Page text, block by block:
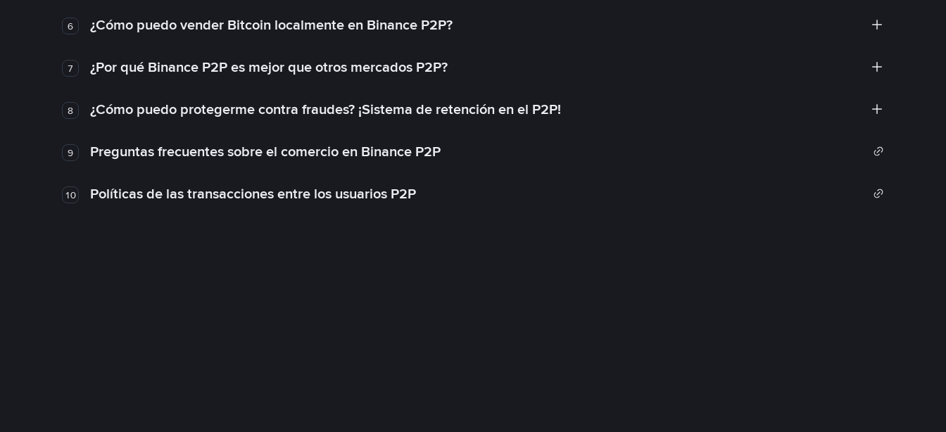
6 ¿Cómo puedo vender Bitcoin localmente en Binance P2P?
7 ¿Por qué Binance P2P es mejor que otros mercados P2P?
8 ¿Cómo puedo protegerme contra fraudes? ¡Sistema de retención en el P2P!
9 Preguntas frecuentes sobre el comercio en Binance P2P
10 Políticas de las transacciones entre los usuarios P2P